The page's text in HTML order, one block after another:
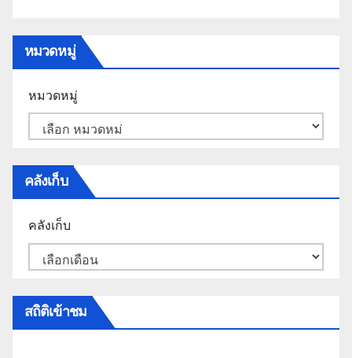
หมวดหมู่
หมวดหมู่
คลังเก็บ
คลังเก็บ
สถิติเข้าชม